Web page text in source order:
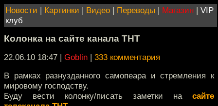
Новости | Картинки | Видео | Переводы | Магазин | VIP
клуб
Колонка на сайте канала ТНТ
22.06.10 18:47 | Goblin | 333 комментария
В рамках разнузданного самопеара и стремления к
мировому господству.
Буду вести колонку/писать заметки на сайте